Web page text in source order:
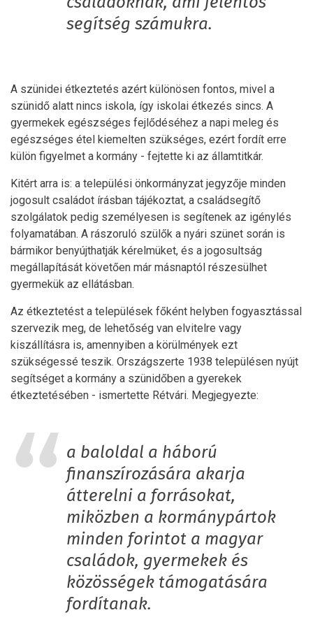
segítség számukra.
A szünidei étkeztetés azért különösen fontos, mivel a
szünidő alatt nincs iskola, így iskolai étkezés sincs. A
gyermekek egészséges fejlődéséhez a napi meleg és
egészséges étel kiemelten szükséges, ezért fordít erre
külön figyelmet a kormány - fejtette ki az államtitkár.
Kitért arra is: a települési önkormányzat jegyzője minden
jogosult családot írásban tájékoztat, a családsegítő
szolgálatok pedig személyesen is segítenek az igénylés
folyamatában. A rászoruló szülők a nyári szünet során is
bármikor benyújthatják kérelmüket, és a jogosultság
megállapítását követően már másnaptól részesülhet
gyermekük az ellátásban.
Az étkeztetést a települések főként helyben fogyasztással
szervezik meg, de lehetőség van elvitelre vagy
kiszállításra is, amennyiben a körülmények ezt
szükségessé teszik. Országszerte 1938 településen nyújt
segítséget a kormány a szünidőben a gyerekek
étkeztetésében - ismertette Rétvári. Megjegyezte:
a baloldal a háború
finanszírozására akarja
átterelni a forrásokat,
miközben a kormánypártok
minden forintot a magyar
családok, gyermekek és
közösségek támogatására
fordítanak.